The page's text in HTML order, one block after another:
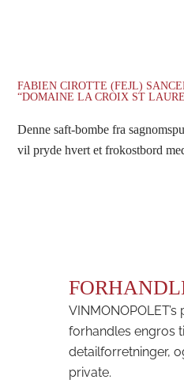
FABIEN CIROTTE (FEJL)
“DOMAINE LA CROIX ST
Denne saft-bombe fra
vil pryde hvert et frokostbord
forhandles engros
detailforretninger,
private.